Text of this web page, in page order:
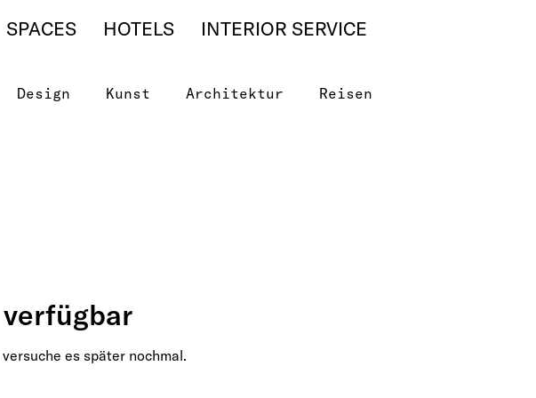
SPACES HOTELS INTERIOR SERVICE
Design Kunst Architektur Reisen
es später nochmal.